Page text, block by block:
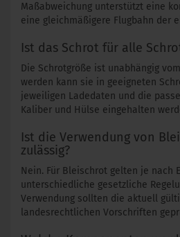
Maßabweichung unterstützt eine
eine gleichmäßigere Flugbahn der
Ist das Schrot für alle
Die Schrotgröße ist unabhängig
werden kann sie in geeigneten
jeweiligen Ladedaten und die
Kaliber und Hülse eingehalten
Ist die Verwendung von
zulässig?
Nein. Für Bleischrot gelten je nach
unterschiedliche gesetzliche
Verwendung sollten die aktuell
landesrechtlichen Vorschriften